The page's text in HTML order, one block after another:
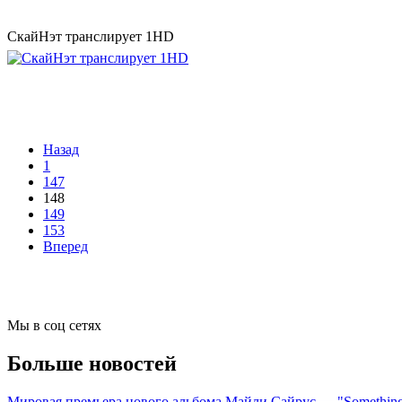
СкайНэт транслирует 1HD
Назад
1
147
148
149
153
Вперед
Мы в соц сетях
Больше новостей